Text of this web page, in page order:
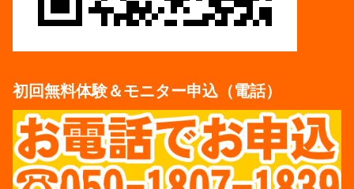
初回無料体験＆モニター申込（電話）